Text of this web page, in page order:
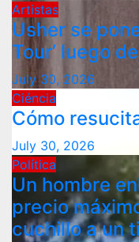
Artistas
Usher se
Tour’ luego
July 30, 2026
Ciéncia
Cómo
July 30, 2026
Política
Un hombre
precio
cuchillo a un